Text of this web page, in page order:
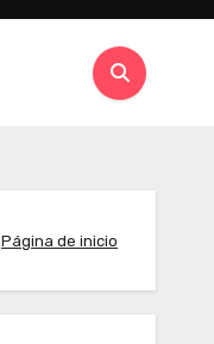
Página de inicio